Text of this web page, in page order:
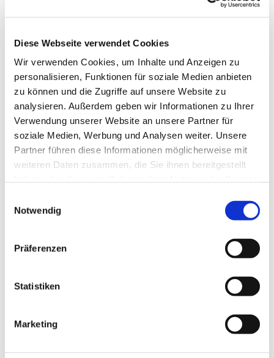
Diese Webseite verwendet Cookies
Wir verwenden Cookies, um Inhalte und Anzeigen zu
personalisieren, Funktionen für soziale Medien anbieten
zu können und die Zugriffe auf unsere Website zu
analysieren. Außerdem geben wir Informationen zu Ihrer
Verwendung unserer Website an unsere Partner für
soziale Medien, Werbung und Analysen weiter. Unsere
Partner führen diese Informationen möglicherweise mit
weiteren Daten zusammen, die Sie ihnen bereitgestellt
Notwendig
Präferenzen
Statistiken
Marketing